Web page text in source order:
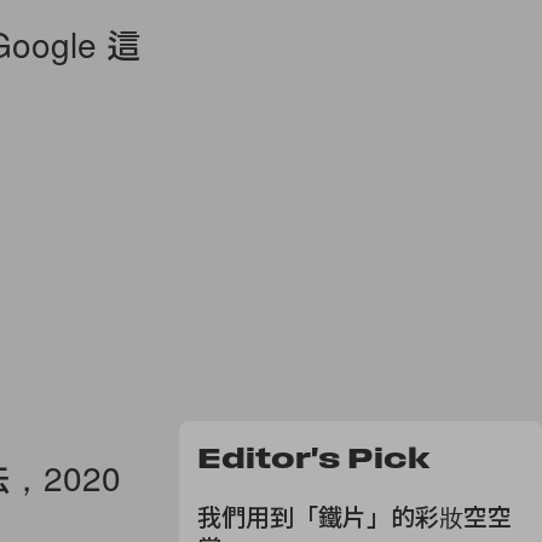
這
2020
Editor's Pick
我們用到「鐵片」的彩妝空空